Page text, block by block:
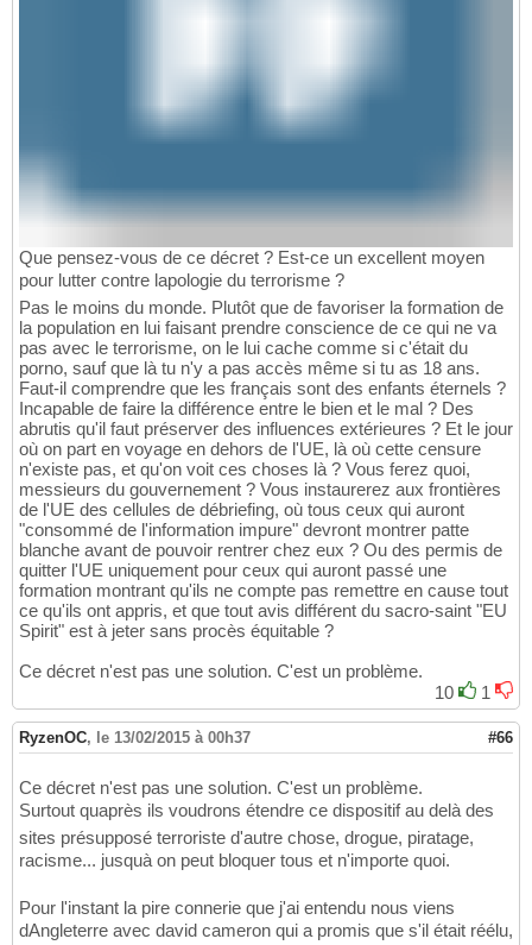
Que pensez-vous de ce décret ? Est-ce un excellent moyen
pour lutter contre lapologie du terrorisme ?
Pas le moins du monde. Plutôt que de favoriser la formation de
la population en lui faisant prendre conscience de ce qui ne va
pas avec le terrorisme, on le lui cache comme si c'était du
porno, sauf que là tu n'y a pas accès même si tu as 18 ans.
Faut-il comprendre que les français sont des enfants éternels ?
Incapable de faire la différence entre le bien et le mal ? Des
abrutis qu'il faut préserver des influences extérieures ? Et le jour
où on part en voyage en dehors de l'UE, là où cette censure
n'existe pas, et qu'on voit ces choses là ? Vous ferez quoi,
messieurs du gouvernement ? Vous instaurerez aux frontières
de l'UE des cellules de débriefing, où tous ceux qui auront
"consommé de l'information impure" devront montrer patte
blanche avant de pouvoir rentrer chez eux ? Ou des permis de
quitter l'UE uniquement pour ceux qui auront passé une
formation montrant qu'ils ne compte pas remettre en cause tout
ce qu'ils ont appris, et que tout avis différent du sacro-saint "EU
Spirit" est à jeter sans procès équitable ?
Ce décret n'est pas une solution. C'est un problème.
10
1
RyzenOC, le 13/02/2015 à 00h37 #66
Ce décret n'est pas une solution. C'est un problème.
Surtout quaprès ils voudrons étendre ce dispositif au delà des
sites présupposé terroriste d'autre chose, drogue, piratage,
racisme... jusquà on peut bloquer tous et n'importe quoi.
Pour l'instant la pire connerie que j'ai entendu nous viens
dAngleterre avec david cameron qui a promis que s'il était réélu,